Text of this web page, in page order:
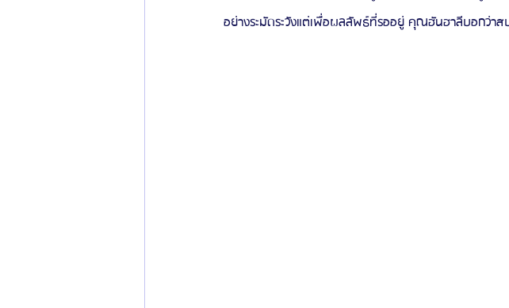
อย่างระมัดระวังแต่เพื่อผลลัพธ์ที่รออยู่ คุณฮันฮาลีบอกว่าส